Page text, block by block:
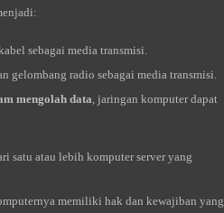
sebagai media transmisi.
gelombang radio sebagai media transmisi.
mengolah data, jaringan komputer dapat
satu atau lebih komputer server yang
memiliki hak dan kewajiban yang